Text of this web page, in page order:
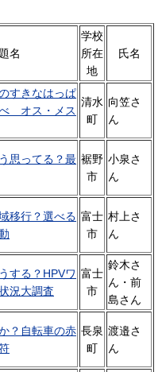
題名
学校
所在
地
氏名
すきなはっぱ
オス・メス
清水
町
向笠さ
ん
思ってる？最 裾野
市
小泉さ
ん
移行？選べる 富士
市
村上さ
ん
する？HPVワ
況大調査
富士
市
鈴木さ
ん・前
島さん
？自転車の赤 長泉
町
渡邉さ
ん